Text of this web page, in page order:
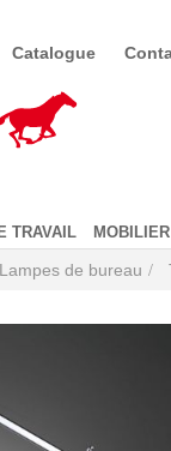
Catalogue
TRAVAIL
Lampes de bureau